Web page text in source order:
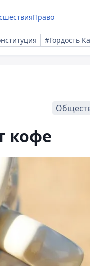
Право
#Гордость
кофе